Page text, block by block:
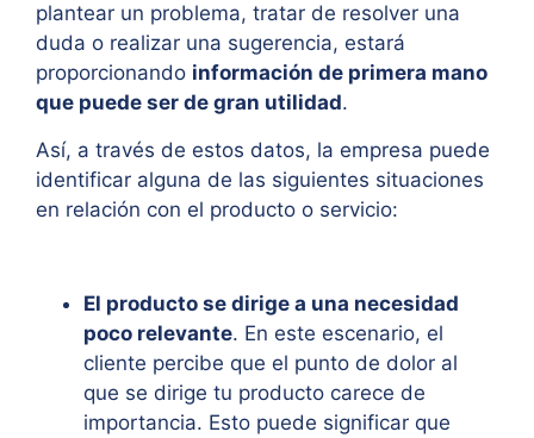
plantear un problema, tratar de resolver una
duda o realizar una sugerencia, estará
proporcionando información de primera mano
que puede ser de gran utilidad.
Así, a través de estos datos, la empresa puede
identificar alguna de las siguientes situaciones
en relación con el producto o servicio:
El producto se dirige a una necesidad
poco relevante. En este escenario, el
cliente percibe que el punto de dolor al
que se dirige tu producto carece de
importancia. Esto puede significar que